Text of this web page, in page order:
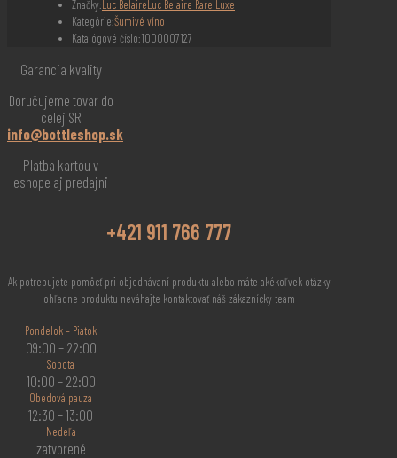
Značky: Luc Belaire Luc Belaire Rare Luxe
Kategórie:Šumivé víno
Katalógové číslo:1000007127
Garancia kvality
Doručujeme tovar do
celej SR
info@bottleshop.sk
Platba kartou v
eshope aj predajni
+421 911 766 777
Ak potrebujete pomôcť pri objednávaní produktu alebo máte akékoľvek otázky
ohľadne produktu neváhajte kontaktovať náš zákaznícky team
Pondelok – Piatok
09:00 – 22:00
Sobota
10:00 – 22:00
Obedová pauza
12:30 – 13:00
Nedeľa
zatvorené